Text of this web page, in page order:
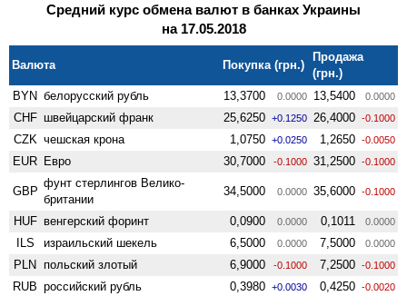
Средний курс обмена валют в банках Украины
на 17.05.2018
Валюта Покупка (грн.)
Продажа
(грн.)
BYN белорусский рубль 13,3700 0.0000 13,5400 0.0000
CHF швейцарский франк 25,6250 +0.1250 26,4000 -0.1000
CZK чешская крона 1,0750 +0.0250 1,2650 -0.0050
EUR Евро 30,7000 -0.1000 31,2500 -0.1000
GBP
фунт стерлингов Велико­
британии
34,5000 0.0000 35,6000 -0.1000
HUF венгерский форинт 0,0900 0.0000 0,1011 0.0000
ILS израильский шекель 6,5000 0.0000 7,5000 0.0000
PLN польский злотый 6,9000 -0.1000 7,2500 -0.1000
RUB российский рубль 0,3980 +0.0030 0,4250 -0.0020